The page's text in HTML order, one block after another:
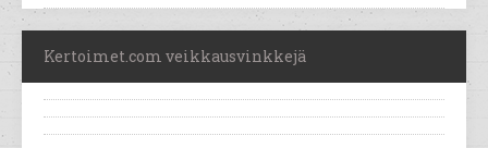
Kertoimet.com veikkausvinkkejä